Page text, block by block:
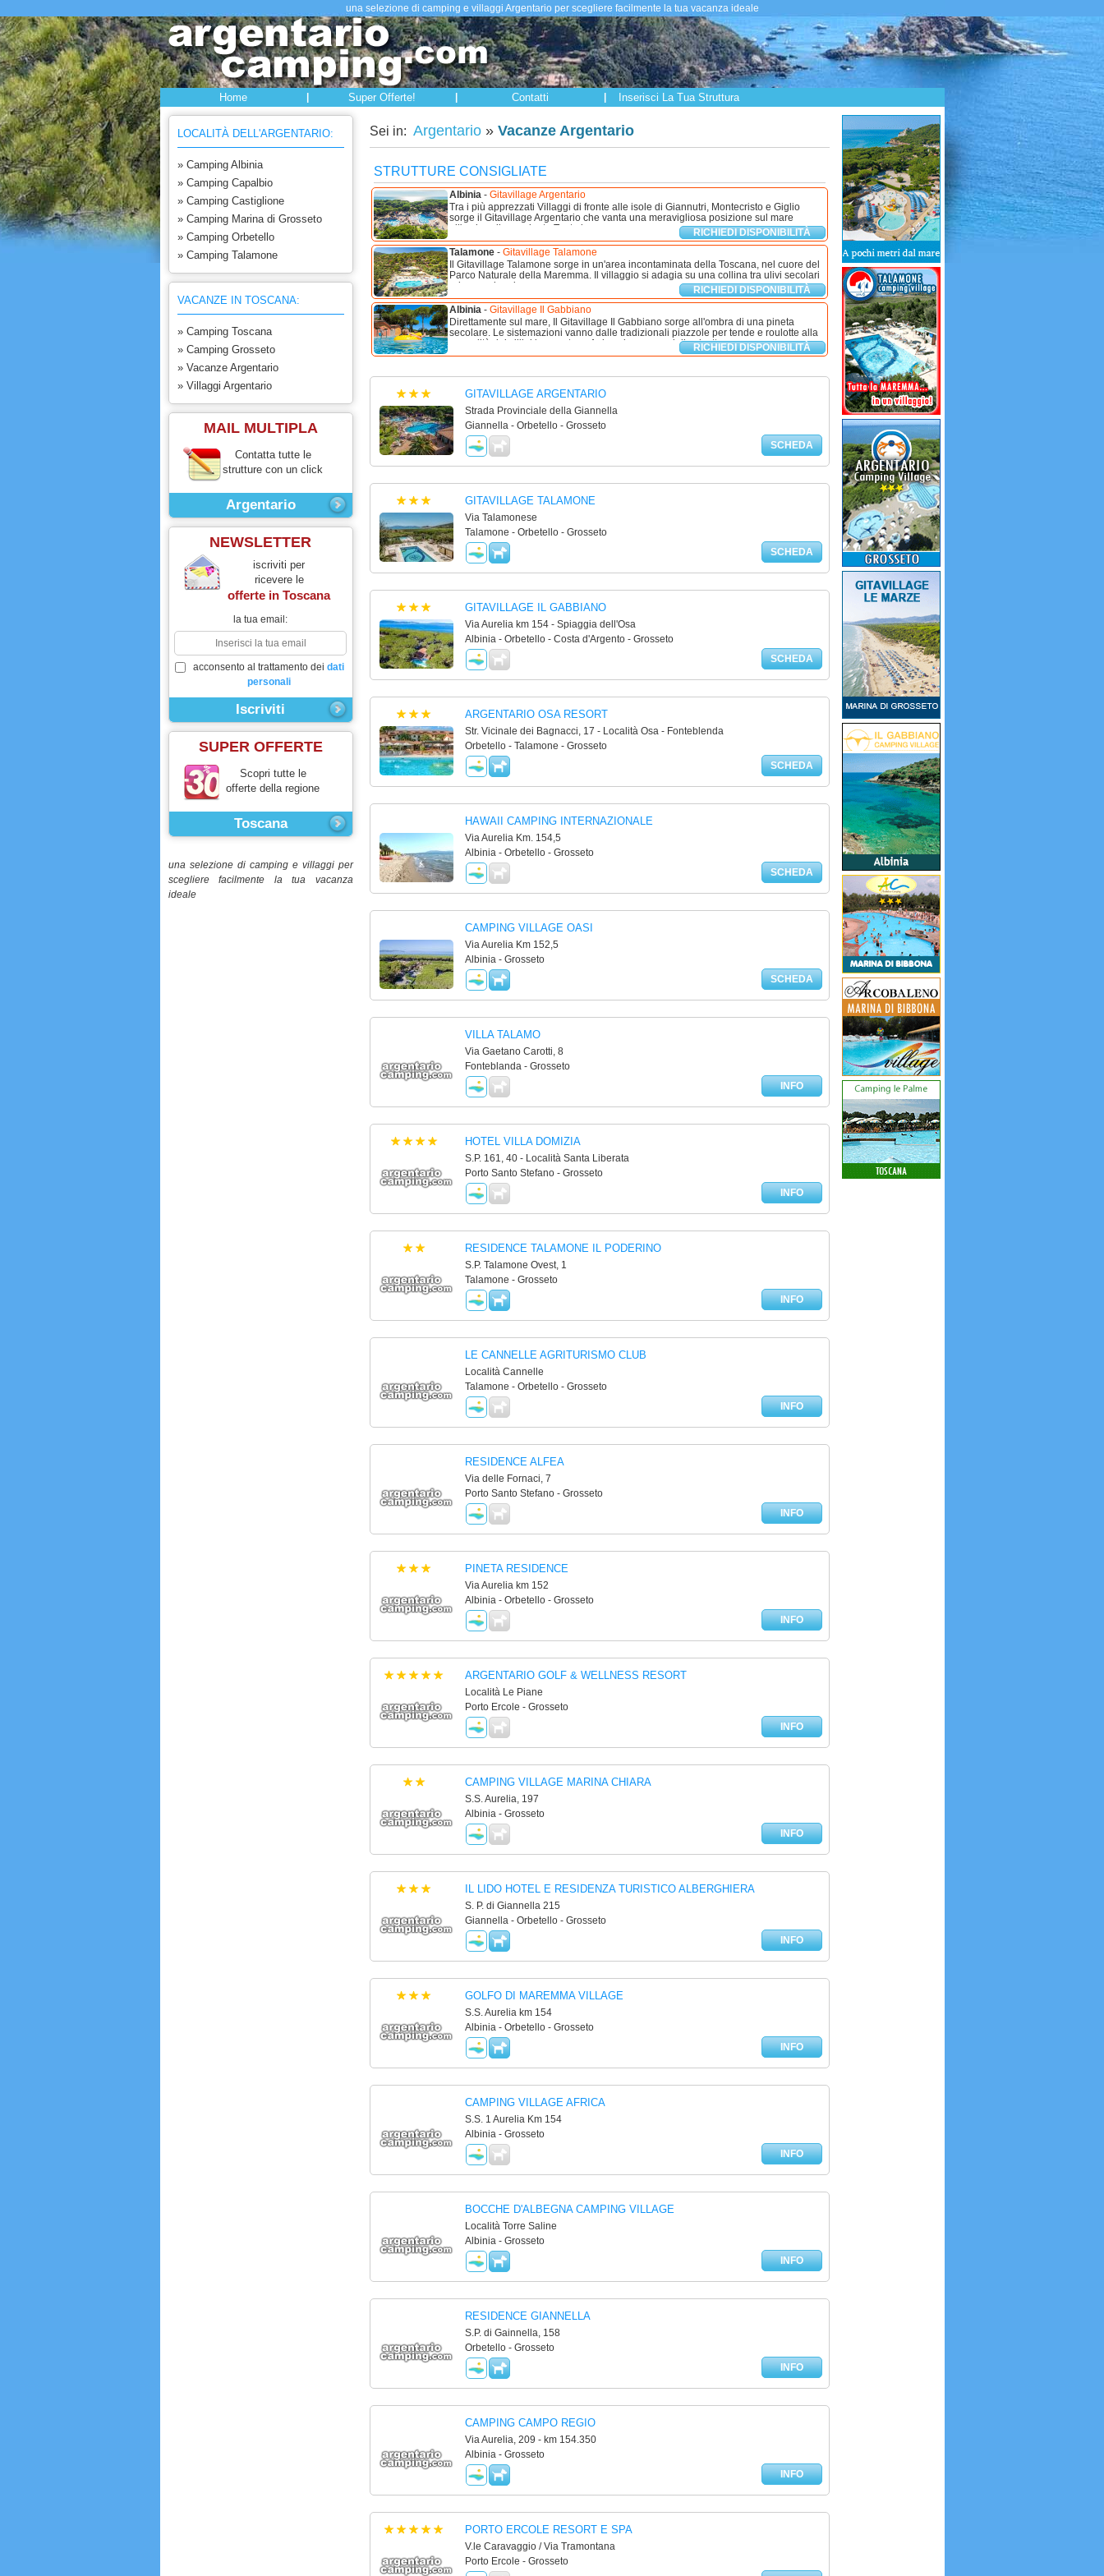
una selezione di camping e villaggi Argentario per scegliere facilmente la tua vacanza ideale
Home Super Offerte! Contatti Inserisci La Tua Struttura
LOCALITÀ DELL'ARGENTARIO:
» Camping Albinia
» Camping Capalbio
» Camping Castiglione
» Camping Marina di Grosseto
» Camping Orbetello
» Camping Talamone
VACANZE IN TOSCANA:
» Camping Toscana
» Camping Grosseto
» Vacanze Argentario
» Villaggi Argentario
MAIL MULTIPLA
Contatta tutte le
strutture con un click
Argentario
NEWSLETTER
iscriviti per
ricevere le
offerte in Toscana
la tua email:
acconsento al trattamento dei dati
personali
SUPER OFFERTE
Scopri tutte le
offerte della regione
Toscana
una selezione di camping e villaggi per
scegliere facilmente la tua vacanza
ideale
Sei in: Argentario» Vacanze Argentario
STRUTTURE CONSIGLIATE
Albinia- Gitavillage Argentario
Tra i più apprezzati Villaggi di fronte alle isole di Giannutri, Montecristo e Giglio
sorge il Gitavillage Argentario che vanta una meravigliosa posizione sul mare
all'ombra di una pineta.Tante le ...
RICHIEDI DISPONIBILITÀ
Talamone- Gitavillage Talamone
Il Gitavillage Talamone sorge in un'area incontaminata della Toscana, nel cuore del
Parco Naturale della Maremma. Il villaggio si adagia su una collina tra ulivi secolari
ed una spiaggia ...
RICHIEDI DISPONIBILITÀ
Albinia- Gitavillage Il Gabbiano
Direttamente sul mare, Il Gitavillage Il Gabbiano sorge all'ombra di una pineta
secolare. Le sistemazioni vanno dalle tradizionali piazzole per tende e roulotte alla
comodità dei villini in muratura. Animazione, campi di calcetto ...RICHIEDI DISPONIBILITÀ
GITAVILLAGE ARGENTARIO
Strada Provinciale della Giannella
Giannella - Orbetello - Grosseto
SCHEDA
GITAVILLAGE TALAMONE
Via Talamonese
Talamone - Orbetello - Grosseto
SCHEDA
GITAVILLAGE IL GABBIANO
Via Aurelia km 154 - Spiaggia dell'Osa
Albinia - Orbetello - Costa d'Argento - Grosseto
SCHEDA
ARGENTARIO OSA RESORT
Str. Vicinale dei Bagnacci, 17 - Località Osa - Fonteblenda
Orbetello - Talamone - Grosseto
SCHEDA
HAWAII CAMPING INTERNAZIONALE
Via Aurelia Km. 154,5
Albinia - Orbetello - Grosseto
SCHEDA
CAMPING VILLAGE OASI
Via Aurelia Km 152,5
Albinia - Grosseto
SCHEDA
VILLA TALAMO
Via Gaetano Carotti, 8
Fonteblanda - Grosseto
INFO
HOTEL VILLA DOMIZIA
S.P. 161, 40 - Località Santa Liberata
Porto Santo Stefano - Grosseto
INFO
RESIDENCE TALAMONE IL PODERINO
S.P. Talamone Ovest, 1
Talamone - Grosseto
INFO
LE CANNELLE AGRITURISMO CLUB
Località Cannelle
Talamone - Orbetello - Grosseto
INFO
RESIDENCE ALFEA
Via delle Fornaci, 7
Porto Santo Stefano - Grosseto
INFO
PINETA RESIDENCE
Via Aurelia km 152
Albinia - Orbetello - Grosseto
INFO
ARGENTARIO GOLF & WELLNESS RESORT
Località Le Piane
Porto Ercole - Grosseto
INFO
CAMPING VILLAGE MARINA CHIARA
S.S. Aurelia, 197
Albinia - Grosseto
INFO
IL LIDO HOTEL E RESIDENZA TURISTICO ALBERGHIERA
S. P. di Giannella 215
Giannella - Orbetello - Grosseto
INFO
GOLFO DI MAREMMA VILLAGE
S.S. Aurelia km 154
Albinia - Orbetello - Grosseto
INFO
CAMPING VILLAGE AFRICA
S.S. 1 Aurelia Km 154
Albinia - Grosseto
INFO
BOCCHE D'ALBEGNA CAMPING VILLAGE
Località Torre Saline
Albinia - Grosseto
INFO
RESIDENCE GIANNELLA
S.P. di Gainnella, 158
Orbetello - Grosseto
INFO
CAMPING CAMPO REGIO
Via Aurelia, 209 - km 154.350
Albinia - Grosseto
INFO
PORTO ERCOLE RESORT E SPA
V.le Caravaggio / Via Tramontana
Porto Ercole - Grosseto